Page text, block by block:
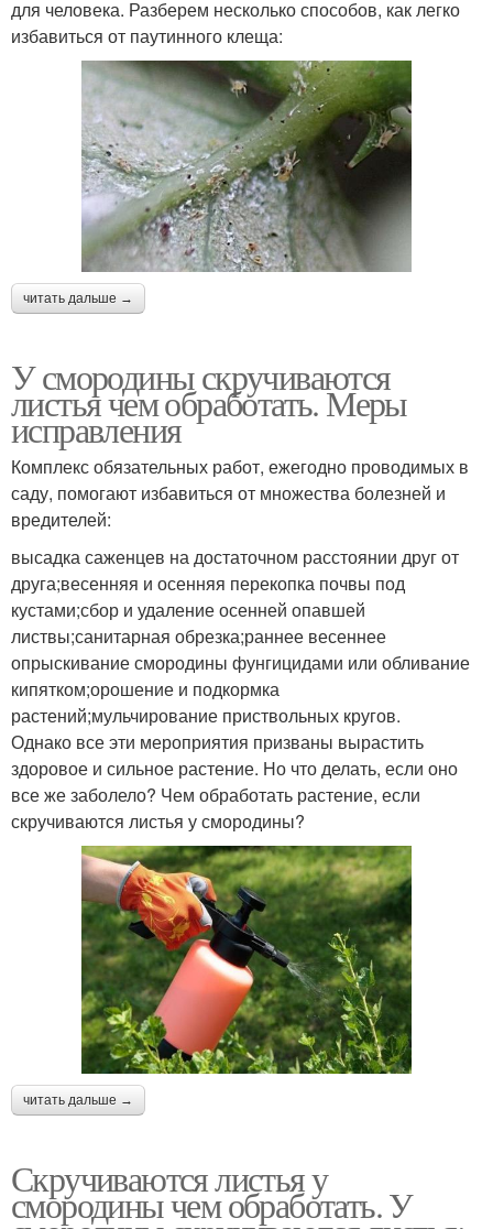
для человека. Разберем несколько способов, как легко
избавиться от паутинного клеща:
читать дальше →
У смородины скручиваются
листья чем обработать. Меры
исправления
Комплекс обязательных работ, ежегодно проводимых в
саду, помогают избавиться от множества болезней и
вредителей:
высадка саженцев на достаточном расстоянии друг от
друга;весенняя и осенняя перекопка почвы под
кустами;сбор и удаление осенней опавшей
листвы;санитарная обрезка;раннее весеннее
опрыскивание смородины фунгицидами или обливание
кипятком;орошение и подкормка
растений;мульчирование приствольных кругов.
Однако все эти мероприятия призваны вырастить
здоровое и сильное растение. Но что делать, если оно
все же заболело? Чем обработать растение, если
скручиваются листья у смородины?
читать дальше →
Скручиваются листья у
смородины чем обработать. У